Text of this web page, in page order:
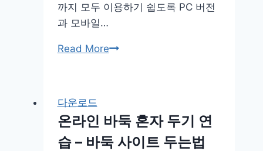
까지 모두 이용하기 쉽도록 PC 버전
과 모바일…
Read More업
전
다
다운로드
온라인 바둑 혼자 두기 연
습 – 바둑 사이트 두는법